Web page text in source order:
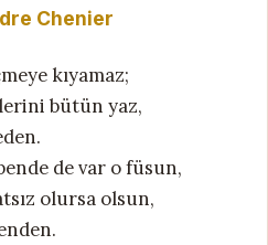
Chenier
kıyamaz;
bütün yaz,
de var o füsun,
olursa olsun,